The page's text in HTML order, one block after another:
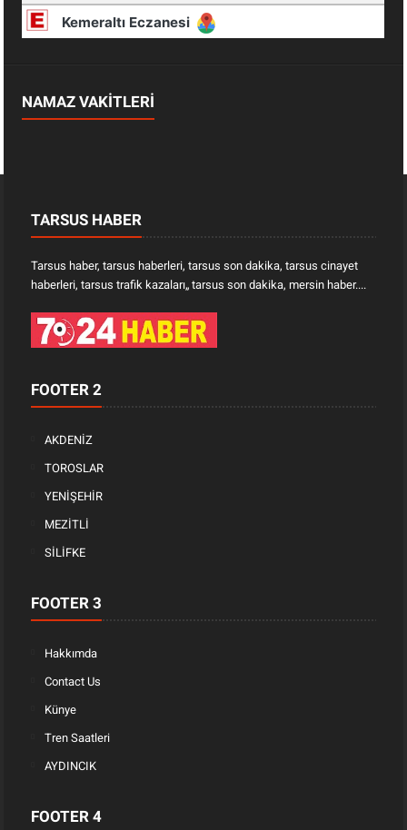
NAMAZ VAKİTLERİ
TARSUS HABER
Tarsus haber, tarsus haberleri, tarsus son dakika, tarsus cinayet
haberleri, tarsus trafik kazaları„ tarsus son dakika, mersin haber....
FOOTER 2
AKDENİZ
TOROSLAR
YENİŞEHİR
MEZİTLİ
SİLİFKE
FOOTER 3
Hakkımda
Contact Us
Künye
Tren Saatleri
AYDINCIK
FOOTER 4